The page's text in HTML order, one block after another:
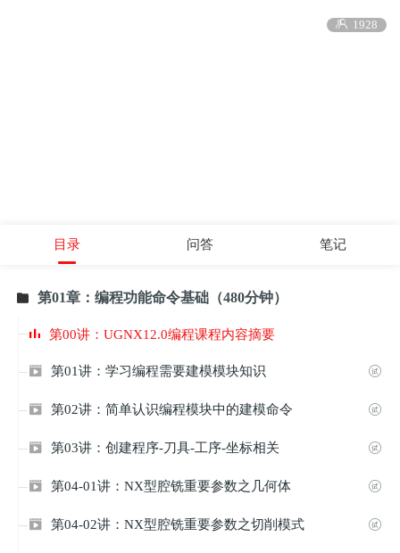
 1928
目录 问答 笔记
 第01章：编程功能命令基础（480分钟）
第00讲：UGNX12.0编程课程内容摘要

 第01讲：学习编程需要建模模块知识

 第02讲：简单认识编程模块中的建模命令

 第03讲：创建程序-刀具-工序-坐标相关

 第04-01讲：NX型腔铣重要参数之几何体

 第04-02讲：NX型腔铣重要参数之切削模式